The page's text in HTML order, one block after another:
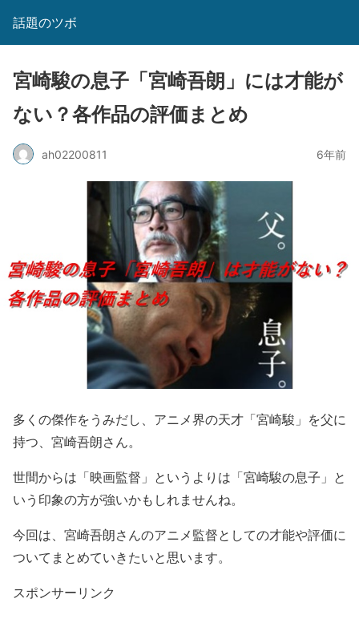
話題のツボ
宮崎駿の息子「宮崎吾朗」には才能が
ない？各作品の評価まとめ
ah02200811 6年前
多くの傑作をうみだし、アニメ界の天才「宮崎駿」を父に
持つ、宮崎吾朗さん。
世間からは「映画監督」というよりは「宮崎駿の息子」と
いう印象の方が強いかもしれませんね。
今回は、宮崎吾朗さんのアニメ監督としての才能や評価に
ついてまとめていきたいと思います。
スポンサーリンク